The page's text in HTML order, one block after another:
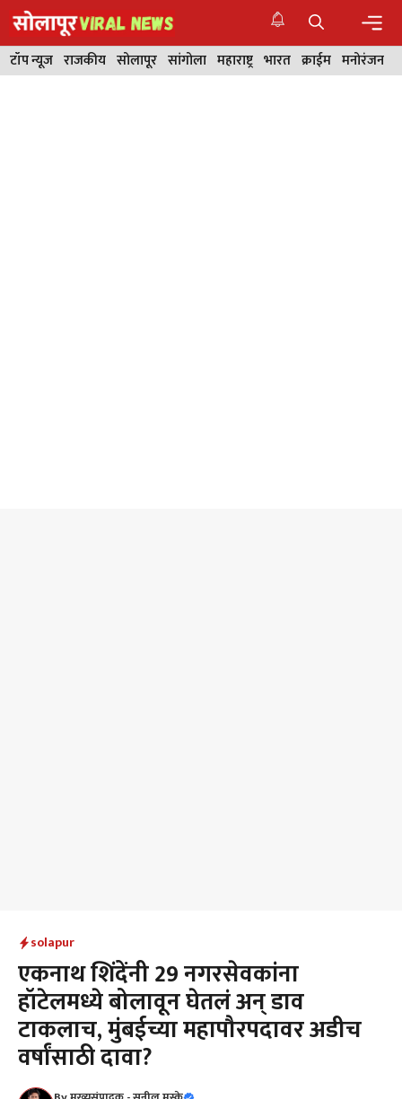
Skip
to
content
टॉप न्यूज राजकीय सोलापूर सांगोला महाराष्ट्र भारत क्राईम मनोरंजन
solapur
एकनाथ शिंदेंनी 29 नगरसेवकांना
हॉटेलमध्ये बोलावून घेतलं अन् डाव
टाकलाच, मुंबईच्या महापौरपदावर अडीच
वर्षांसाठी दावा?